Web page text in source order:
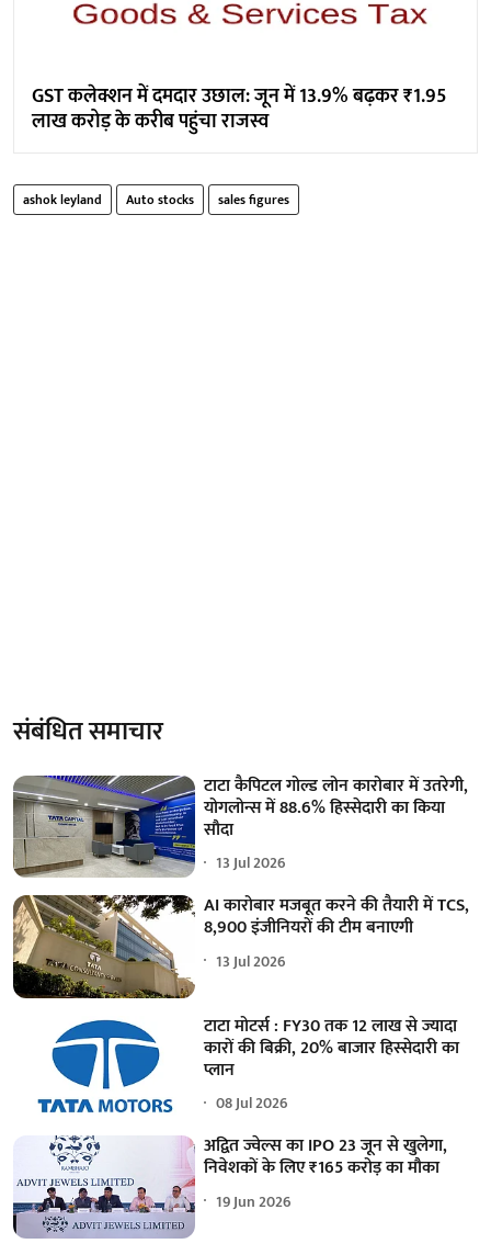
GST कलेक्शन में दमदार उछाल: जून में 13.9% बढ़कर ₹1.95
लाख करोड़ के करीब पहुंचा राजस्व
ashok leyland Auto stocks sales figures
संबंधित समाचार
टाटा कैपिटल गोल्ड लोन कारोबार में उतरेगी,
योगलोन्स में 88.6% हिस्सेदारी का किया
सौदा
13 Jul 2026
AI कारोबार मजबूत करने की तैयारी में TCS,
8,900 इंजीनियरों की टीम बनाएगी
13 Jul 2026
टाटा मोटर्स : FY30 तक 12 लाख से ज्यादा
कारों की बिक्री, 20% बाजार हिस्सेदारी का
प्लान
08 Jul 2026
अद्वित ज्वेल्स का IPO 23 जून से खुलेगा,
निवेशकों के लिए ₹165 करोड़ का मौका
19 Jun 2026